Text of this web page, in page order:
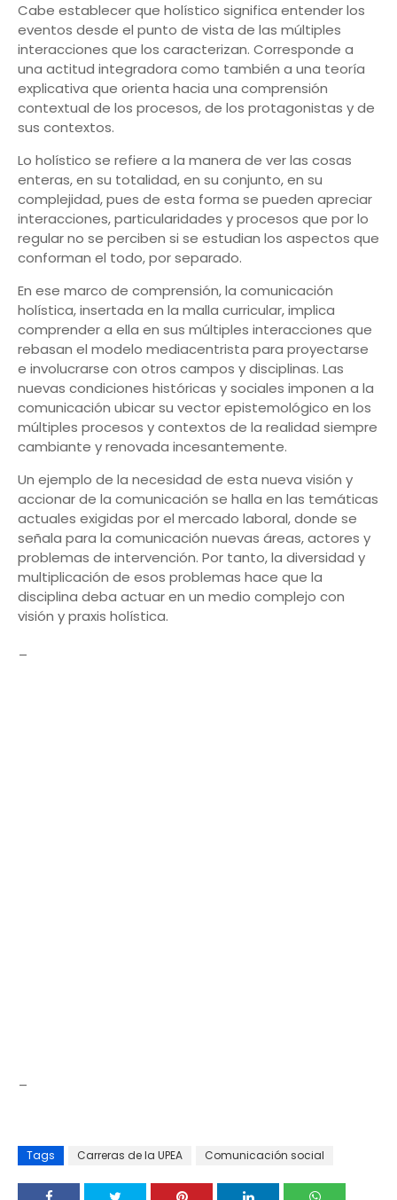
Cabe establecer que holístico significa entender los
eventos desde el punto de vista de las múltiples
interacciones que los caracterizan. Corresponde a
una actitud integradora como también a una teoría
explicativa que orienta hacia una comprensión
contextual de los procesos, de los protagonistas y de
sus contextos.
Lo holístico se refiere a la manera de ver las cosas
enteras, en su totalidad, en su conjunto, en su
complejidad, pues de esta forma se pueden apreciar
interacciones, particularidades y procesos que por lo
regular no se perciben si se estudian los aspectos que
conforman el todo, por separado.
En ese marco de comprensión, la comunicación
holística, insertada en la malla curricular, implica
comprender a ella en sus múltiples interacciones que
rebasan el modelo mediacentrista para proyectarse
e involucrarse con otros campos y disciplinas. Las
nuevas condiciones históricas y sociales imponen a la
comunicación ubicar su vector epistemológico en los
múltiples procesos y contextos de la realidad siempre
cambiante y renovada incesantemente.
Un ejemplo de la necesidad de esta nueva visión y
accionar de la comunicación se halla en las temáticas
actuales exigidas por el mercado laboral, donde se
señala para la comunicación nuevas áreas, actores y
problemas de intervención. Por tanto, la diversidad y
multiplicación de esos problemas hace que la
disciplina deba actuar en un medio complejo con
visión y praxis holística.
Tags Carreras de la UPEA Comunicación social